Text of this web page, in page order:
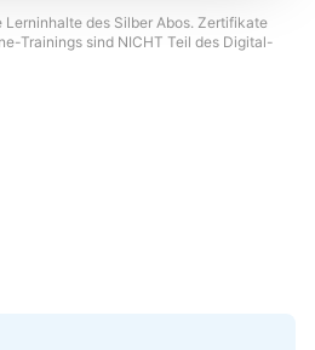
des Silber Abos. Zertifikate
Trainings sind NICHT Teil des Digital-